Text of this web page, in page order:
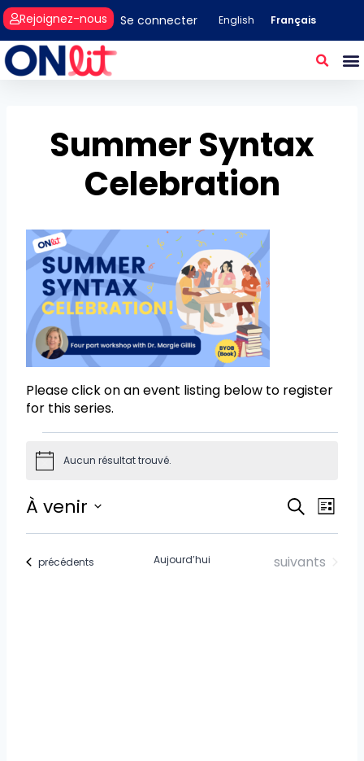
Se connecter
Rejoignez-nous English Français
Summer Syntax
Celebration
Please click on an event listing below to register
for this series.
NoticeAucun résultat trouvé.
et
de
de
Liste
À venir
date.
Évènements
précédents Aujourd’hui Évènements
suivants